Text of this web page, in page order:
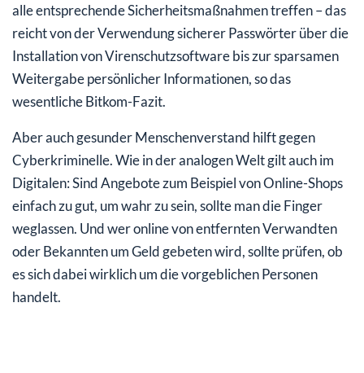
alle entsprechende Sicherheitsmaßnahmen treffen – das
reicht von der Verwendung sicherer Passwörter über die
Installation von Virenschutzsoftware bis zur sparsamen
Weitergabe persönlicher Informationen, so das
wesentliche Bitkom-Fazit.
Aber auch gesunder Menschenverstand hilft gegen
Cyberkriminelle. Wie in der analogen Welt gilt auch im
Digitalen: Sind Angebote zum Beispiel von Online-Shops
einfach zu gut, um wahr zu sein, sollte man die Finger
weglassen. Und wer online von entfernten Verwandten
oder Bekannten um Geld gebeten wird, sollte prüfen, ob
es sich dabei wirklich um die vorgeblichen Personen
handelt.